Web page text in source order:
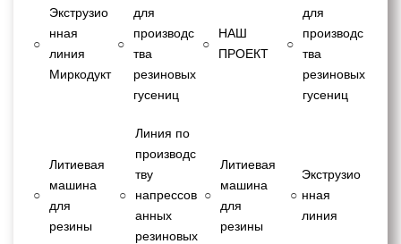
○
Экструзио
нная
линия
Миркодукт
○
для
производс
тва
резиновых
гусениц
○
НАШ
ПРОЕКТ
○
для
производс
тва
резиновых
гусениц
○
Литиевая
машина
для
резины
○
Линия по
производс
тву
напрессов
анных
резиновых
○
Литиевая
машина
для
резины
○
Экструзио
нная
линия